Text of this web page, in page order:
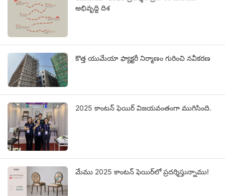
అభివృద్ధి దిశ
కొత్త యుమేయా ఫ్యాక్టరీ నిర్మాణం గురించి నవీకరణ
2025 కాంటన్ ఫెయిర్ విజయవంతంగా ముగిసింది.
మేము 2025 కాంటన్ ఫెయిర్‌లో ప్రదర్శిస్తున్నాము!